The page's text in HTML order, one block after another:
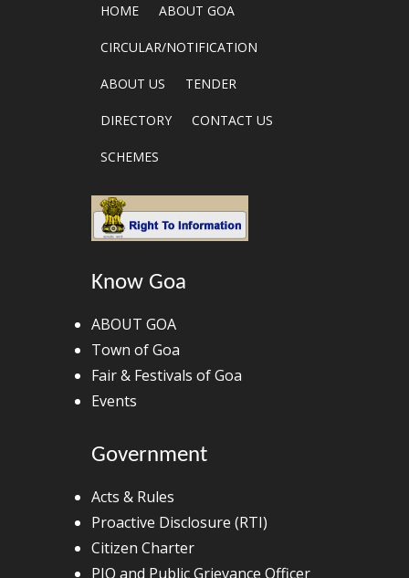
HOME ABOUT GOA
CIRCULAR/NOTIFICATION
ABOUT US TENDER
DIRECTORY CONTACT US
SCHEMES
Know Goa
ABOUT GOA
Town of Goa
Fair & Festivals of Goa
Events
Government
Acts & Rules
Proactive Disclosure (RTI)
Citizen Charter
PIO and Public Grievance Officer